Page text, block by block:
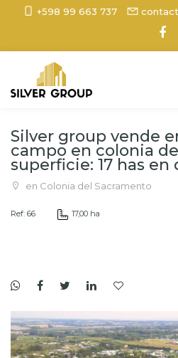
+598 99 663 737
Silver group vende
campo en colonia
superficie: 17 has en
en Colonia del Sacramento
Ref: 66 17,00 ha